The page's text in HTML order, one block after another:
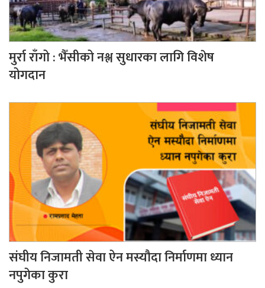
मुर्रा राँगो : भैँसीको नश्ल सुधारका लागि विशेष
योगदान
संघीय निजामती सेवा ऐन मस्यौदा निर्माणमा ध्यान
नपुगेका कुरा